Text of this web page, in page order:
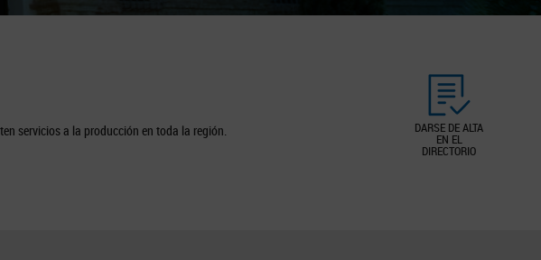
DARSE DE ALTA
EN EL
DIRECTORIO
servicios a la producción en toda la región.